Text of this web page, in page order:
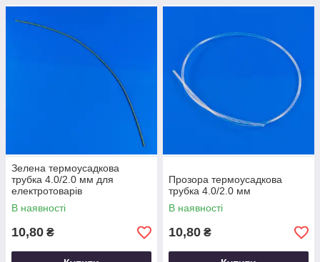
Зелена термоусадкова
трубка 4.0/2.0 мм для
електротоварів
В наявності
10,80 ₴
Прозора термоусадкова
трубка 4.0/2.0 мм
В наявності
10,80 ₴